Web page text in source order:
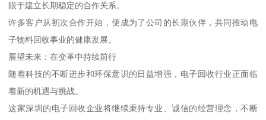
眼于建立长期稳定的合作关系。
许多客户从初次合作开始，便成为了公司的长期伙伴，共同推动电
子物料回收事业的健康发展。
展望未来：在变革中持续前行
随着科技的不断进步和环保意识的日益增强，电子回收行业正面临
着新的机遇与挑战。
这家深圳的电子回收企业将继续秉持专业、诚信的经营理念，不断